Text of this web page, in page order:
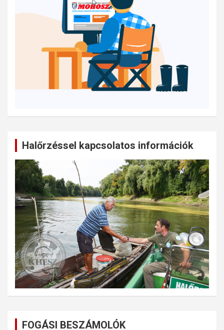
Halőrzéssel kapcsolatos információk
FOGÁSI BESZÁMOLÓK